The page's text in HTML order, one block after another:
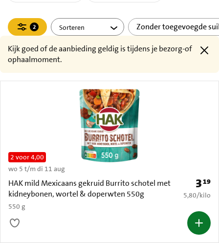
Filteren
2
actief
Zonder toegevoegde
Kijk goed of de aanbieding geldig is tijdens je bezorg-of
ophaalmoment.
HAK mild Mexicaans gekruid Burrito schotel met
kidneybonen, wortel & doperwten 550g
550 g
2 voor 4,00
wo 5 t/m di 11 aug
Prijs:
319
€ 5,80 per
5,80/kilo